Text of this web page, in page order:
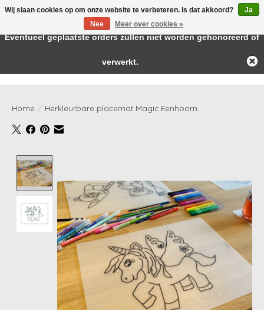
Home / Herkleurbare placemat Magic Eenhoorn
Wij slaan cookies op om onze website te verbeteren. Is dat akkoord?
Ja
Nee
Meer over cookies »
← Keer terug naar de backofficeDeze winkel is in aanbouw.
Eventueel geplaatste orders zullen niet worden gehonoreerd of
verwerkt.